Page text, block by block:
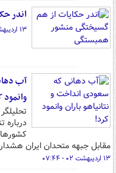
اندر
۱۳ اردیبهشت ۰۲ - ۱۰:۰۶
آب
وانمود
مقابل جبهه متحدان ایران
۱۳ اردیبهشت ۰۲ - ۰۷:۴۴